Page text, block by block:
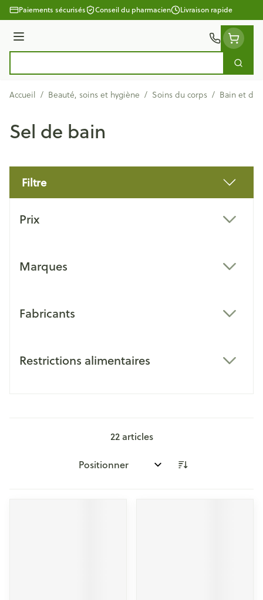
Aller au contenu
Paiements sécurisés Conseil du pharmacien Livraison rapide
Menu
Accueil / Beauté, soins et hygiène / Soins du corps / Bain et
Sel de bain
Filtre
Prix
Marques
Fabricants
Restrictions alimentaires
22articles
Trier par: